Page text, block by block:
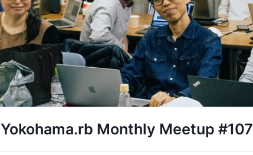
Yokohama.rb Monthly Meetup #107